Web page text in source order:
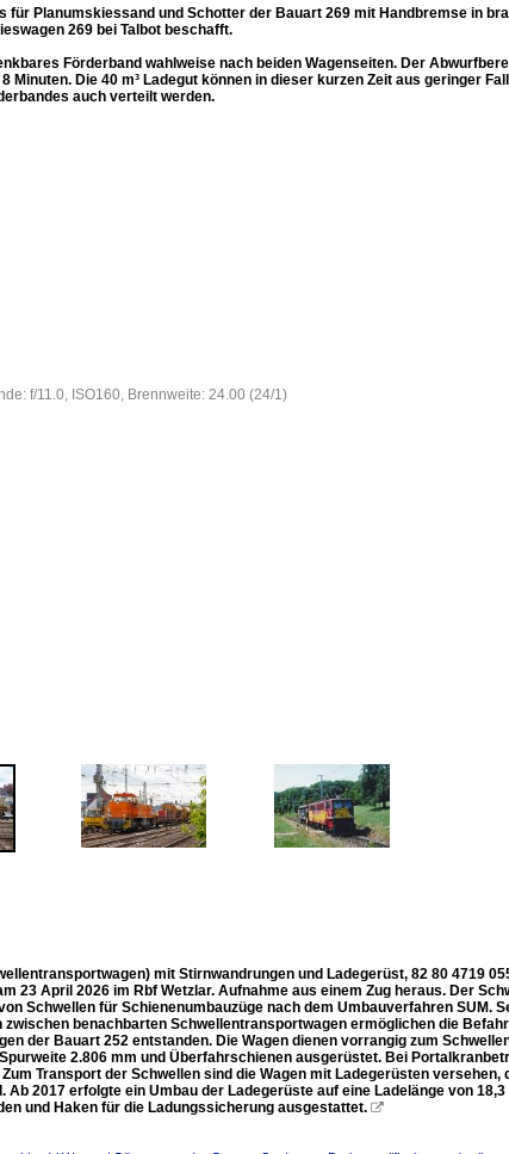
Planumskiessand und Schotter der Bauart 269 mit Handbremse in
269 bei Talbot beschafft.
Förderband wahlweise nach beiden Wagenseiten. Der
Die 40 m³ Ladegut können in dieser kurzen Zeit aus geringer
auch verteilt werden.
f/11.0, ISO160, Brennweite: 24.00 (24/1)
mit Stirnwandrungen und Ladegerüst, 82 80 4719
23 April 2026 im Rbf Wetzlar. Aufnahme aus einem Zug heraus. Der
Schwellen für Schienenumbauzüge nach dem Umbauverfahren SUM.
benachbarten Schwellentransportwagen ermöglichen die
der Bauart 252 entstanden. Die Wagen dienen vorrangig zum
2.806 mm und Überfahrschienen ausgerüstet. Bei
Transport der Schwellen sind die Wagen mit Ladegerüsten versehen,
2017 erfolgte ein Umbau der Ladegerüste auf eine Ladelänge von
und Haken für die Ladungssicherung ausgestattet. 